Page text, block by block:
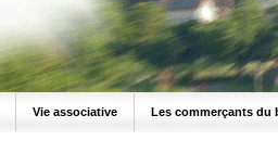
Vie associative Les commerçants du